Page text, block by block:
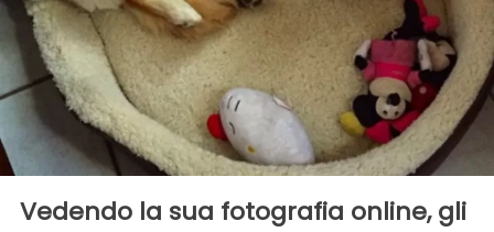
Vedendo la sua fotografia online, gli